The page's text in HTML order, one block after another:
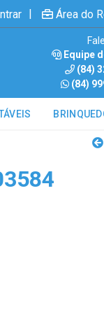
| Área do
Equipe
(84)
(84)